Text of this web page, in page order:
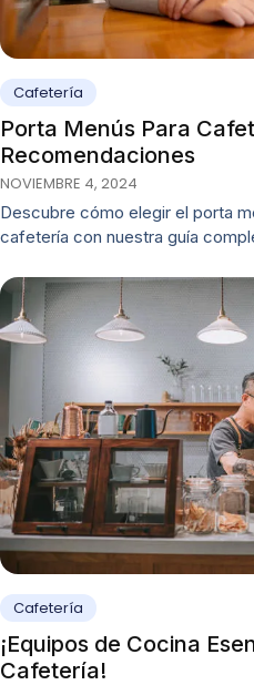
Cafetería
Porta Menús Para
Recomendaciones
NOVIEMBRE 4, 2024
Descubre cómo elegir el porta
cafetería con nuestra guía
Cafetería
¡Equipos de Cocina
Cafetería!